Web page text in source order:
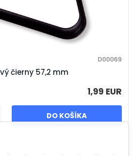
čierny 57,2 mm
D00069
1,99 EUR